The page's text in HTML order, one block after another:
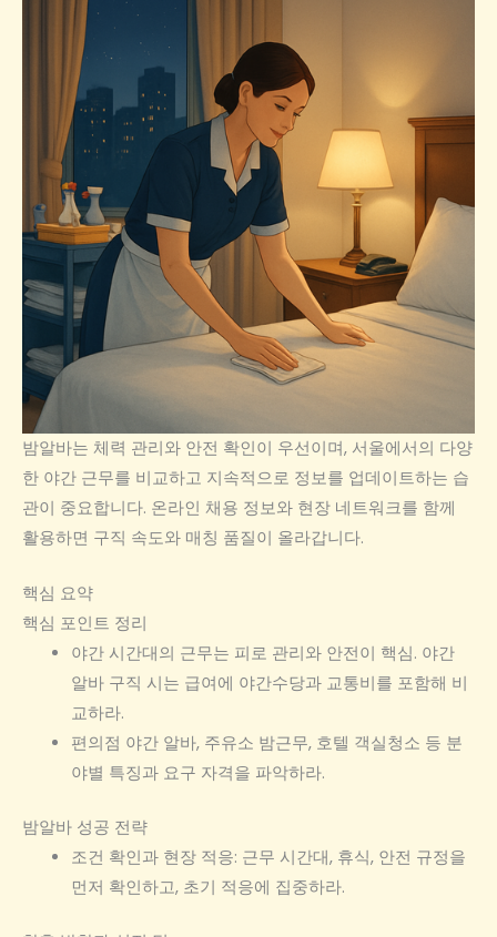
밤알바는 체력 관리와 안전 확인이 우선이며, 서울에서의 다양
한 야간 근무를 비교하고 지속적으로 정보를 업데이트하는 습
관이 중요합니다. 온라인 채용 정보와 현장 네트워크를 함께
활용하면 구직 속도와 매칭 품질이 올라갑니다.
핵심 요약
핵심 포인트 정리
야간 시간대의 근무는 피로 관리와 안전이 핵심. 야간
알바 구직 시는 급여에 야간수당과 교통비를 포함해 비
교하라.
편의점 야간 알바, 주유소 밤근무, 호텔 객실청소 등 분
야별 특징과 요구 자격을 파악하라.
밤알바 성공 전략
조건 확인과 현장 적응: 근무 시간대, 휴식, 안전 규정을
먼저 확인하고, 초기 적응에 집중하라.